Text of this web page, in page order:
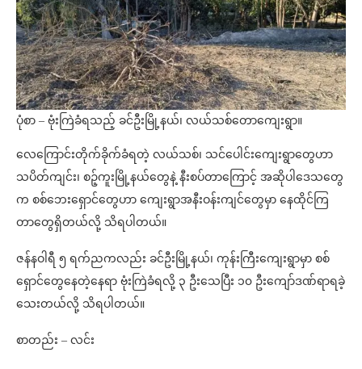
ပုံစာ – ဗုံးကြဲခံရသည့် ခင်ဦးမြို့နယ်၊ လယ်သစ်တောကျေးရွာ။
လေကြောင်းတိုက်ခိုက်ခံရတဲ့ လယ်သစ်၊ သင်ပေါင်းကျေးရွာတွေဟာ
သပိတ်ကျင်း၊ စဉ့်ကူးမြို့နယ်တွေနဲ့ နီးစပ်တာကြောင့် အဆိုပါဒေသတွေ
က စစ်ဘေးရှောင်တွေဟာ ကျေးရွာအနီးဝန်းကျင်တွေမှာ နေထိုင်ကြ
တာတွေရှိတယ်လို့ သိရပါတယ်။
ဇန်နဝါရီ ၅ ရက်ညကလည်း ခင်ဦးမြို့နယ်၊ ကုန်းကြီးကျေးရွာမှာ စစ်
ရှောင်တွေနေတဲ့နေရာ ဗုံးကြဲခံရလို့ ၃ ဦးသေပြီး ၁၀ ဦးကျော်ဒဏ်ရာရခဲ့
သေးတယ်လို့ သိရပါတယ်။
စာတည်း – လင်း